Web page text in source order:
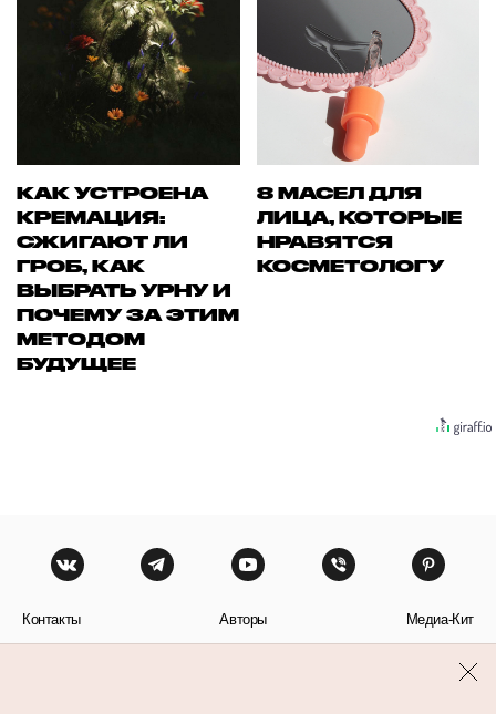
КАК УСТРОЕНА
КРЕМАЦИЯ:
СЖИГАЮТ ЛИ
ГРОБ, КАК
ВЫБРАТЬ УРНУ И
ПОЧЕМУ ЗА ЭТИМ
МЕТОДОМ
БУДУЩЕЕ
8 МАСЕЛ ДЛЯ
ЛИЦА, КОТОРЫЕ
НРАВЯТСЯ
КОСМЕТОЛОГУ
Контакты Авторы Медиа-Кит